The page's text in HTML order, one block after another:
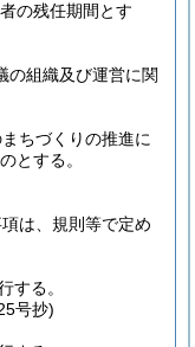
の残任期間とす
の組織及び運営に関
ちづくりの推進に
とする。
は、規則等で定め
する。
号抄)